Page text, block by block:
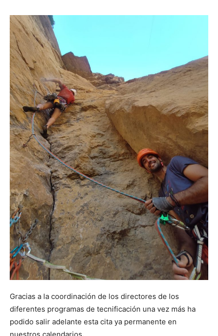
Gracias a la coordinación de los directores de los
diferentes programas de tecnificación una vez más ha
podido salir adelante esta cita ya permanente en